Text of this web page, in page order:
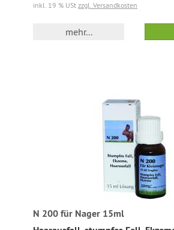
inkl. 19 % USt zzgl. Versandkosten
mehr...
N 200 für Nager 15ml